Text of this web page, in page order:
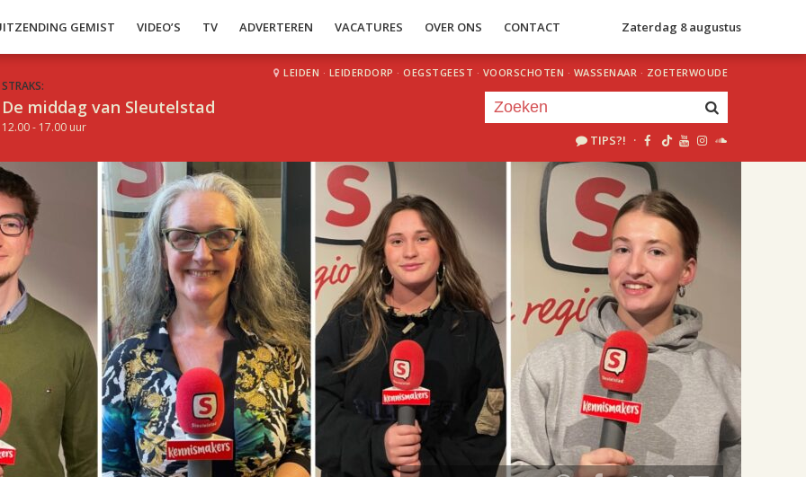
GEMIST VIDEO’S TV ADVERTEREN VACATURES OVER ONS CONTACT Zaterdag 8 augustus
STRAKS:
De middag van Sleutelstad
12.00 - 17.00 uur
LEIDEN · LEIDERDORP · OEGSTGEEST · VOORSCHOTEN · WASSENAAR · ZOETERWOUDE
TIPS?! ·
20.00
Je luistert nu naar uur 1 van 2
Vorig uur Volgend uur